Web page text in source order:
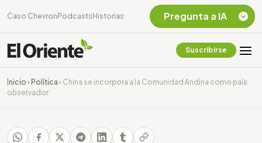
Caso Chevron Podcasts Historias
Suscribirse
Inicio › Política › China se incorpora a la Comunidad Andina como país
observador
Pregunta a IA
Chevron Ecuador